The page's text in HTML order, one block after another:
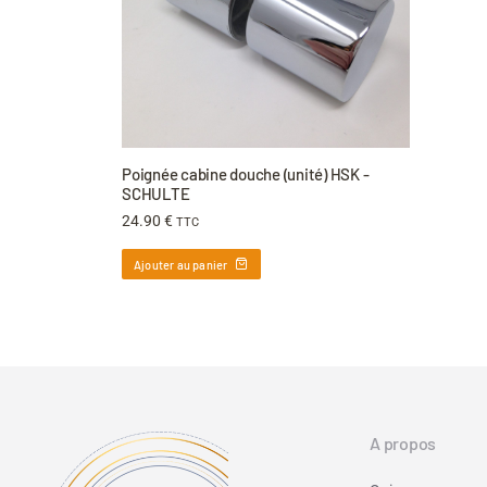
Poignée cabine douche (unité) HSK -
SCHULTE
24.90 € TTC
Ajouter au panier
A propos